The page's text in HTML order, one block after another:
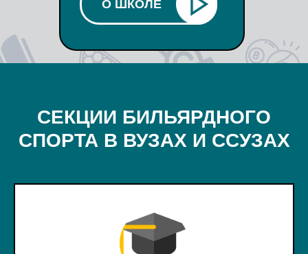
О ШКОЛЕ
СЕКЦИИ БИЛЬЯРДНОГО
СПОРТА В ВУЗАХ И ССУЗАХ